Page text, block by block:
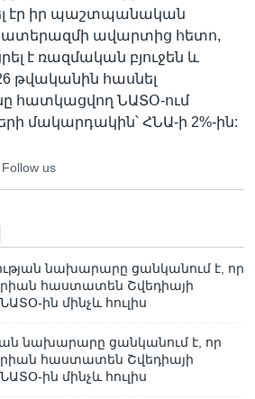
էր իր պաշտպանական
ավարտից հետո,
է ռազմական բյուջեն և
թվականին հասնել
հատկացվող ՆԱՏՕ-ում
մակարդակին՝ ՀՆԱ-ի 2%-ին:
Follow us
նախարարը ցանկանում է, որ
հաստատեն Շվեդիայի
ին մինչև հուլիս
նախարարը ցանկանում է, որ
հաստատեն Շվեդիայի
ին մինչև հուլիս